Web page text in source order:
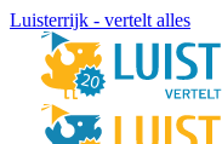
Luisterrijk - vertelt alles